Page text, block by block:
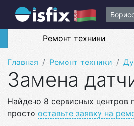
Ремонт техники
Главная Ремонт техники
Замена
Найдено 8 сервисных центров
просто оставьте заявку на